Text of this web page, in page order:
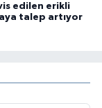
edilen erikli
talep artıyor